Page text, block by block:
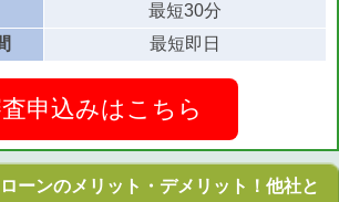
最短30分
最短即日
申込みはこちら
ーンのメリット・デメリット！他社と